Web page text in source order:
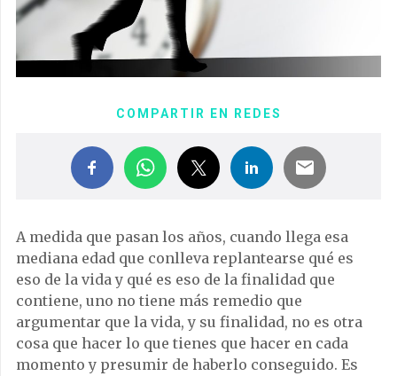
COMPARTIR EN REDES
A medida que pasan los años, cuando llega esa
mediana edad que conlleva replantearse qué es
eso de la vida y qué es eso de la finalidad que
contiene, uno no tiene más remedio que
argumentar que la vida, y su finalidad, no es otra
cosa que hacer lo que tienes que hacer en cada
momento y presumir de haberlo conseguido. Es